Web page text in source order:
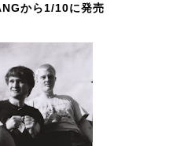
から1/10に発売